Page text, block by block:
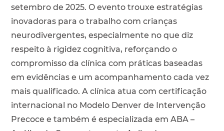
setembro de 2025. O evento trouxe estratégias
inovadoras para o trabalho com crianças
neurodivergentes, especialmente no que diz
respeito à rigidez cognitiva, reforçando o
compromisso da clínica com práticas baseadas
em evidências e um acompanhamento cada vez
mais qualificado. A clínica atua com certificação
internacional no Modelo Denver de Intervenção
Precoce e também é especializada em ABA –